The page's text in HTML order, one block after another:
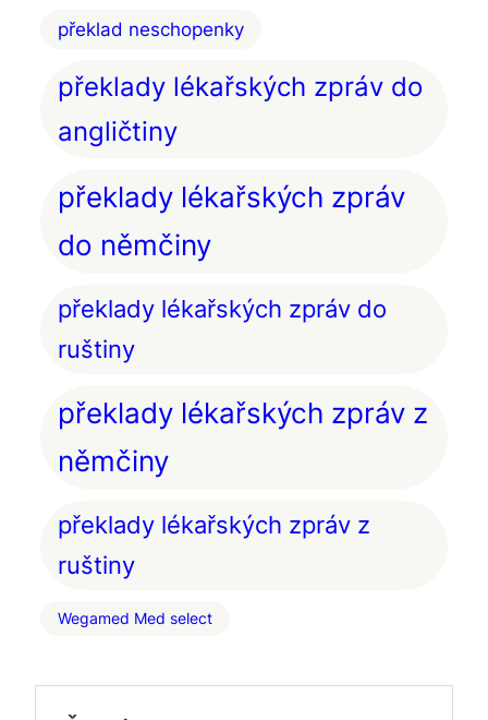
překlad neschopenky
překlady lékařských zpráv do
angličtiny
překlady lékařských zpráv
do němčiny
překlady lékařských zpráv do
ruštiny
překlady lékařských zpráv z
němčiny
překlady lékařských zpráv z
ruštiny
Wegamed Med select